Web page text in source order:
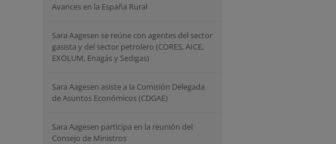
Avances en la España Rural
Sara Aagesen se reúne con agentes del sector
gasista y del sector petrolero (CORES, AICE, ⁠
EXOLUM, Enagás y Sedigas)
Sara Aagesen asiste a la Comisión Delegada
de Asuntos Económicos (CDGAE)
Sara Aagesen participa en la reunión del
Consejo de Ministros